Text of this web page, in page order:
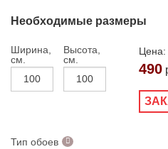
Необходимые размеры
Ширина,
см.
Высота,
см.
Цена:
490
Тип обоев